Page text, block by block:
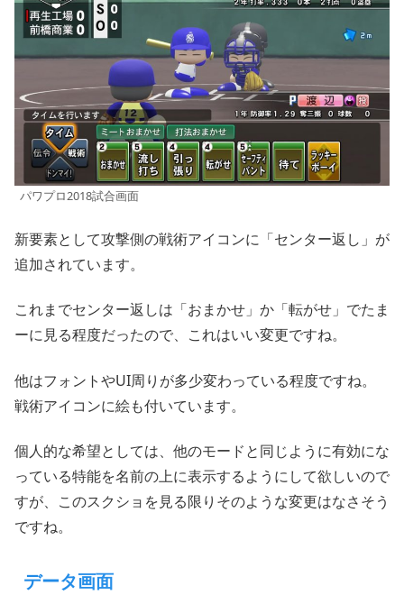
パワプロ2018試合画面
新要素として攻撃側の戦術アイコンに「センター返し」が
追加されています。
これまでセンター返しは「おまかせ」か「転がせ」でたま
ーに見る程度だったので、これはいい変更ですね。
他はフォントやUI周りが多少変わっている程度ですね。
戦術アイコンに絵も付いています。
個人的な希望としては、他のモードと同じように有効にな
っている特能を名前の上に表示するようにして欲しいので
すが、このスクショを見る限りそのような変更はなさそう
ですね。
データ画面